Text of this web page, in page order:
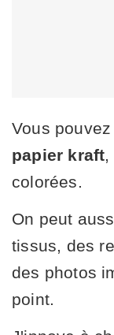
Vous
papier kraft,
colorées.
On peut
tissus, des
des photos
point.